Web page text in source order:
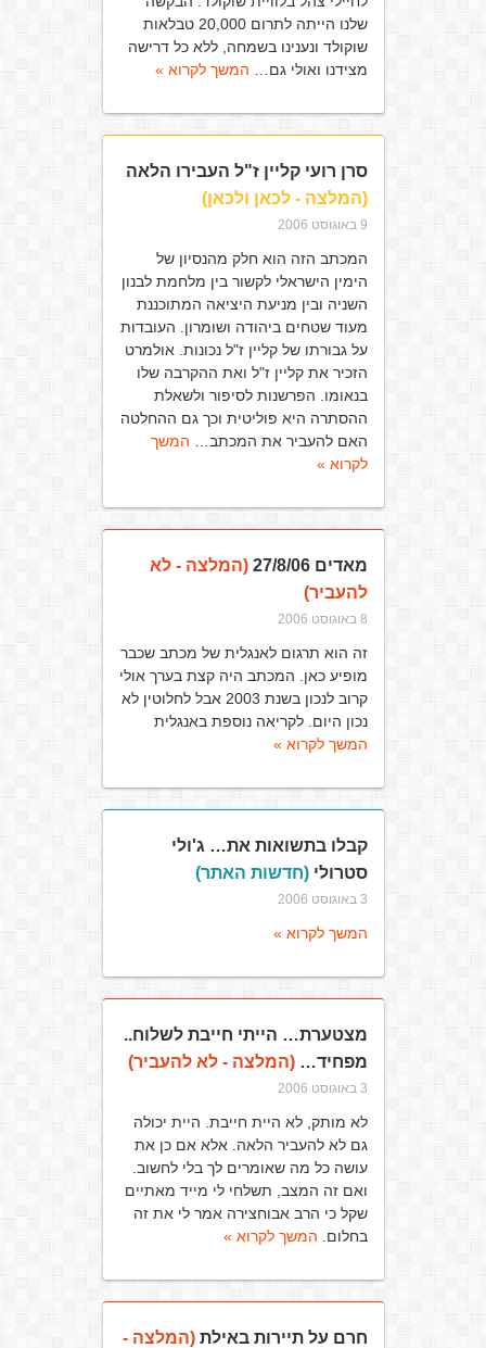
שלנו הייתה לתרום 20,000 טבלאות
שוקולד ונענינו בשמחה, ללא כל דרישה
מצידנו ואולי גם… המשך לקרוא »
סרן רועי קליין ז"ל העבירו הלאה
(המלצה - לכאן ולכאן)
9 באוגוסט 2006
המכתב הזה הוא חלק מהנסיון של
הימין הישראלי לקשור בין מלחמת לבנון
השניה ובין מניעת היציאה המתוכננת
מעוד שטחים ביהודה ושומרון. העובדות
על גבורתו של קליין ז"ל נכונות. אולמרט
הזכיר את קליין ז"ל ואת ההקרבה שלו
בנאומו. הפרשנות לסיפור ולשאלת
ההסתרה היא פוליטית וכך גם ההחלטה
האם להעביר את המכתב… המשך
לקרוא »
מאדים 27/8/06
(המלצה - לא
להעביר)
8 באוגוסט 2006
זה הוא תרגום לאנגלית של מכתב שכבר
מופיע כאן. המכתב היה קצת בערך אולי
קרוב לנכון בשנת 2003 אבל לחלוטין לא
נכון היום. לקריאה נוספת באנגלית
המשך לקרוא »
קבלו בתשואות את… ג'ולי
סטרולי(חדשות האתר)
3 באוגוסט 2006
המשך לקרוא »
מצטערת… הייתי חייבת לשלוח..
מפחיד…(המלצה - לא להעביר)
3 באוגוסט 2006
לא מותק, לא היית חייבת. היית יכולה
גם לא להעביר הלאה. אלא אם כן את
עושה כל מה שאומרים לך בלי לחשוב.
ואם זה המצב, תשלחי לי מייד מאתיים
שקל כי הרב אבוחצירה אמר לי את זה
בחלום. המשך לקרוא »
חרם על תיירות באילת(המלצה -